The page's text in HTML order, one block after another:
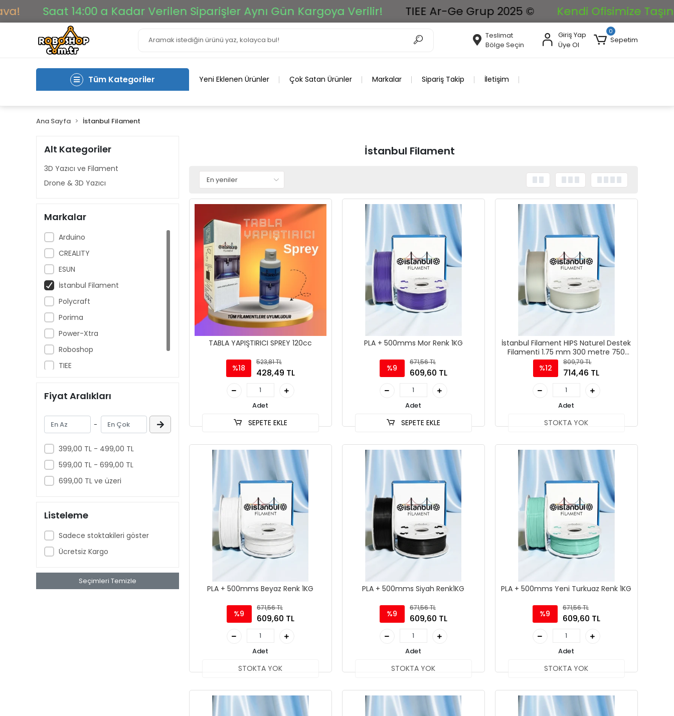
Saat 14:00 a Kadar Verilen Siparişler Aynı Gün Kargoya Verilir! TIEE Ar-Ge Grup 2025 © Kendi Ofisimize
Teslimat
Bölge Seçin
Giriş Yap
Üye Ol
0
Sepetim
Tüm Kategoriler Yeni Eklenen Ürünler Çok Satan Ürünler Markalar Sipariş Takip İletişim
Ana Sayfa İstanbul Filament
Alt Kategoriler
3D Yazıcı ve Filament
Drone & 3D Yazıcı
Markalar
Arduino
CREALITY
ESUN
İstanbul Filament
Polycraft
Porima
Power-Xtra
Roboshop
TIEE
Fiyat Aralıkları
-
399,00 TL - 499,00 TL
599,00 TL - 699,00 TL
699,00 TL ve üzeri
Listeleme
Sadece stoktakileri göster
Ücretsiz Kargo
Seçimleri Temizle
İstanbul Filament
TABLA YAPIŞTIRICI SPREY 120cc
%18
523,81 TL
428,49 TL
Adet
SEPETE EKLE
PLA + 500mms Mor Renk 1KG
%9
671,56 TL
609,60 TL
Adet
SEPETE EKLE
İstanbul Filament HIPS Naturel Destek
Filamenti 1.75 mm 300 metre 750
grm
%12
809,79 TL
714,46 TL
Adet
STOKTA YOK
PLA + 500mms Beyaz Renk 1KG
%9
671,56 TL
609,60 TL
Adet
STOKTA YOK
PLA + 500mms Siyah Renk1KG
%9
671,56 TL
609,60 TL
Adet
STOKTA YOK
PLA + 500mms Yeni Turkuaz Renk 1KG
%9
671,56 TL
609,60 TL
Adet
STOKTA YOK